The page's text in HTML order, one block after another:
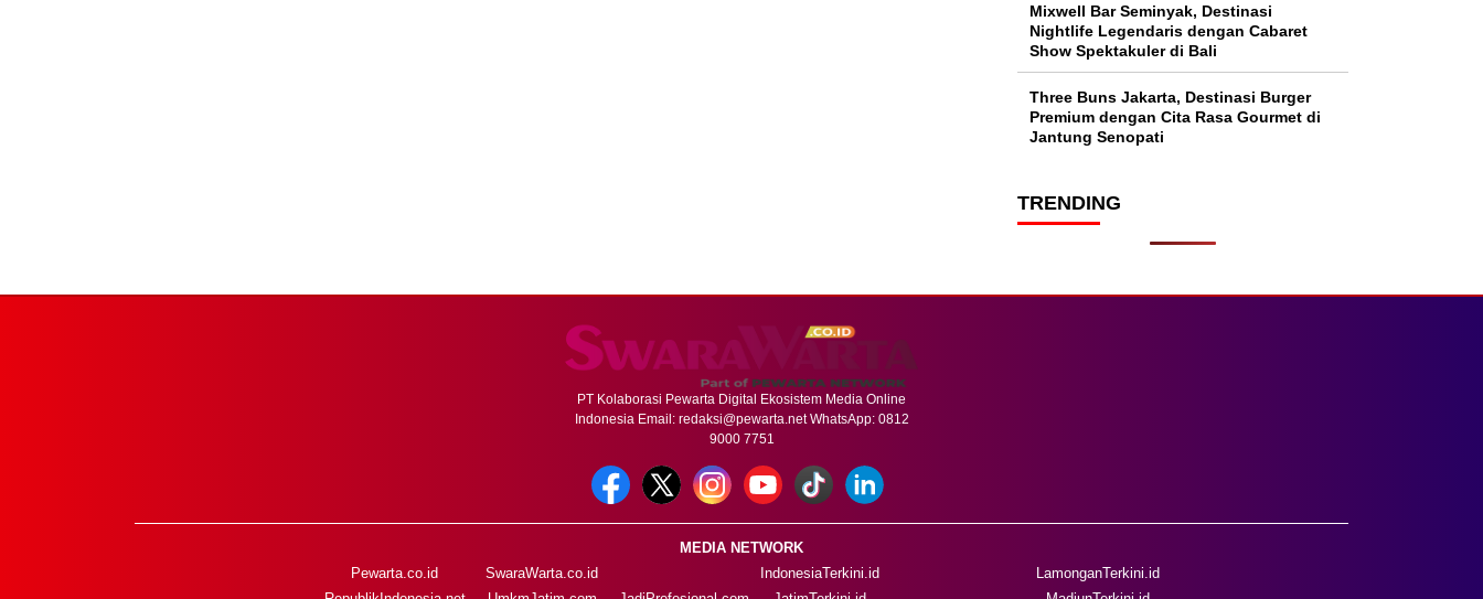
Mixwell Bar Seminyak, Destinasi
Nightlife Legendaris dengan Cabaret
Show Spektakuler di Bali
Three Buns Jakarta, Destinasi Burger
Premium dengan Cita Rasa Gourmet di
Jantung Senopati
TRENDING
PT Kolaborasi Pewarta Digital Ekosistem Media Online
Indonesia Email: redaksi@pewarta.netWhatsApp: 0812
9000 7751
MEDIA NETWORK
Pewarta.co.id
SwaraWarta.co.id
IndonesiaTerkini.id
LamonganTerkini.id